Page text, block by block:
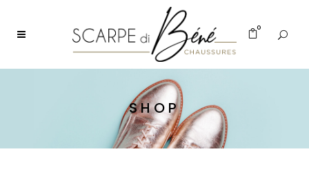
0
SHOP